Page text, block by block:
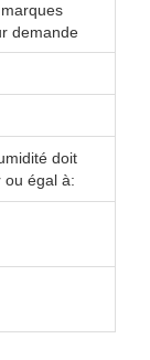
demande
doit
ou égal à: